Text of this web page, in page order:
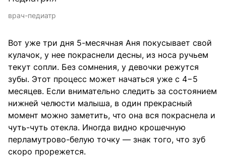
врач-педиатр
Вот уже три дня 5-месячная Аня покусывает свой
кулачок, у нее покраснели десны, из носа ручьем
текут сопли. Без сомнения, у девочки режутся
зубы. Этот процесс может начаться уже с 4−5
месяцев. Если внимательно следить за состоянием
нижней челюсти малыша, в один прекрасный
момент можно заметить, что она вся покраснела и
чуть-чуть отекла. Иногда видно крошечную
перламутрово-белую точку — знак того, что зуб
скоро прорежется.